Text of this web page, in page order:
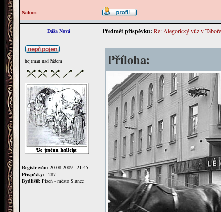
Nahoru
Dáša Nová Předmět příspěvku: Re: Alegorický vůz v Táboře
hejtman nad řádem
Registrován: 20.08.2009 - 21:45
Příspěvky: 1287
Bydliště: Plzeň - město Slunce
Příloha: